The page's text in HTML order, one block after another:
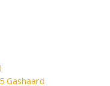
Gashaard